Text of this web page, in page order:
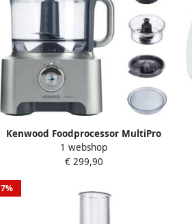
Kenwood Foodprocessor MultiPro
Sense FPM810 Keukenmachine
1 webshop
€ 299,90
7%